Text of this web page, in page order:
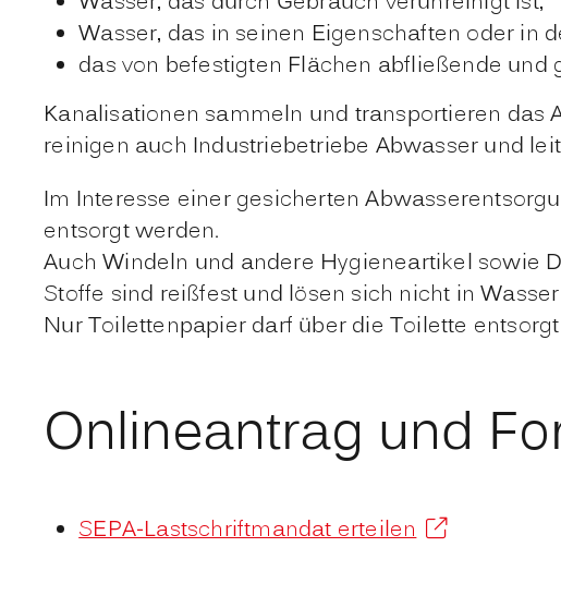
Wasser, das in seinen Eigenschaften oder in
das von befestigten Flächen abfließende
Kanalisationen sammeln und transportieren das
reinigen auch Industriebetriebe Abwasser und
Im Interesse einer gesicherten
entsorgt werden.
Auch Windeln und andere Hygieneartikel sowie
Stoffe sind reißfest und lösen sich nicht in
Nur Toilettenpapier darf über die Toilette
Onlineantrag und
SEPA-Lastschriftmandat erteilen